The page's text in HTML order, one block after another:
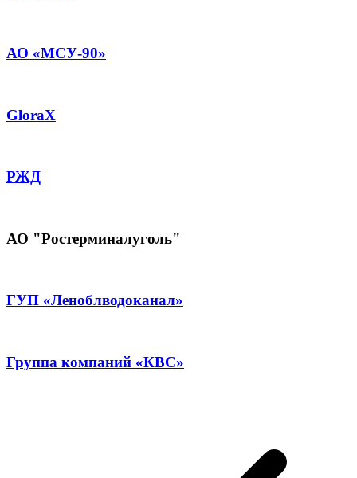
АО «МСУ-90»
GloraX
РЖД
АО "Ростерминалуголь"
ГУП «Леноблводоканал»
Группа компаний «КВС»